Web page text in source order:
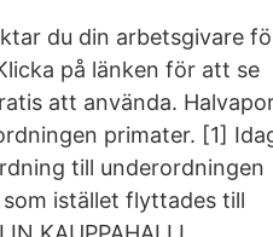
du din arbetsgivare
på länken för att se
att använda.
primater. [1]
till underordningen
istället flyttades till